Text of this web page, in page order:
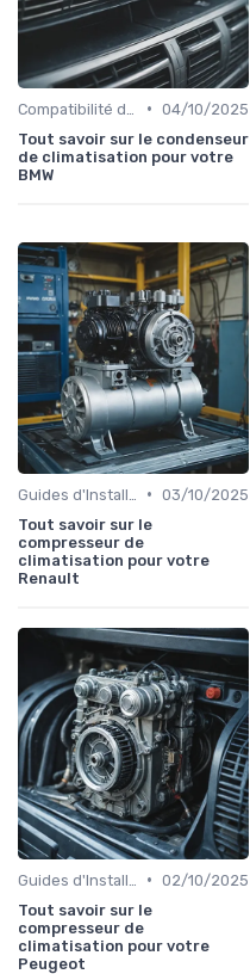
• 04/10/2025
Tout savoir sur le condenseur
de climatisation pour votre
BMW
• 03/10/2025
Tout savoir sur le
compresseur de
climatisation pour votre
Renault
• 02/10/2025
Tout savoir sur le
compresseur de
climatisation pour votre
Peugeot